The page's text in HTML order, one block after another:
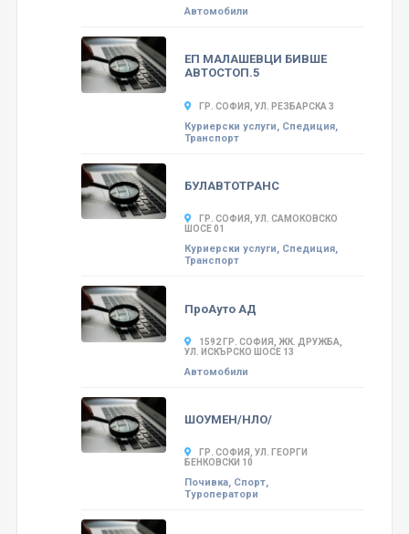
Автомобили
ЕП МАЛАШЕВЦИ БИВШЕ
АВТОСТОП.5
ГР. СОФИЯ, УЛ. РЕЗБАРСКА 3
Куриерски услуги, Спедиция,
Транспорт
БУЛАВТОТРАНС
ГР. СОФИЯ, УЛ. САМОКОВСКО
ШОСЕ 01
Куриерски услуги, Спедиция,
Транспорт
ПроАуто АД
1592 ГР. СОФИЯ, ЖК. ДРУЖБА,
УЛ. ИСКЪРСКО ШОСЕ 13
Автомобили
ШОУМЕН/НЛО/
ГР. СОФИЯ, УЛ. ГЕОРГИ
БЕНКОВСКИ 10
Почивка, Спорт,
Туроператори